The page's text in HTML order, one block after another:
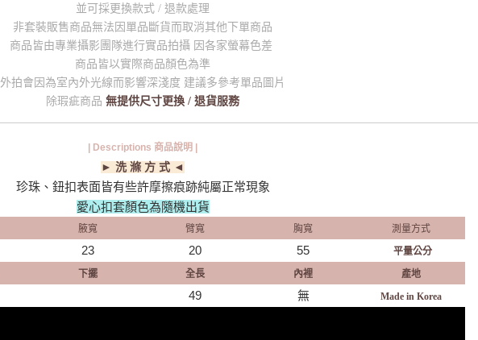
並可採更換款式 / 退款處理
非套裝販售商品無法因單品斷貨而取消其他下單商品
商品皆由專業攝影團隊進行實品拍攝 因各家螢幕色差
商品皆以實際商品顏色為準
外拍會因為室內外光線而影響深淺度 建議多參考單品圖片
除瑕疵商品 無提供尺寸更換 / 退貨服務
| Descriptions 商品說明 |
► 洗 滌 方 式 ◄
珍珠、鈕扣表面皆有些許摩擦痕跡純屬正常現象
愛心扣套顏色為隨機出貨
腋寬 臂寬 胸寬
測量方式
23 20 55
平量公分
下擺 全長 內裡 產地
49 無 Made in Korea